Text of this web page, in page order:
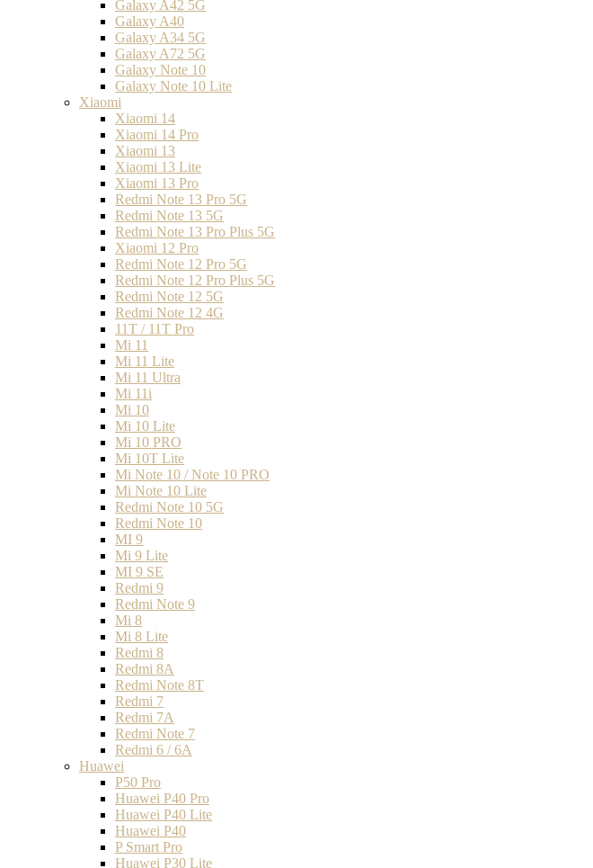
Galaxy A42 5G
Galaxy A40
Galaxy A34 5G
Galaxy A72 5G
Galaxy Note 10
Galaxy Note 10 Lite
Xiaomi
Xiaomi 14
Xiaomi 14 Pro
Xiaomi 13
Xiaomi 13 Lite
Xiaomi 13 Pro
Redmi Note 13 Pro 5G
Redmi Note 13 5G
Redmi Note 13 Pro Plus 5G
Xiaomi 12 Pro
Redmi Note 12 Pro 5G
Redmi Note 12 Pro Plus 5G
Redmi Note 12 5G
Redmi Note 12 4G
11T / 11T Pro
Mi 11
Mi 11 Lite
Mi 11 Ultra
Mi 11i
Mi 10
Mi 10 Lite
Mi 10 PRO
Mi 10T Lite
Mi Note 10 / Note 10 PRO
Mi Note 10 Lite
Redmi Note 10 5G
Redmi Note 10
MI 9
Mi 9 Lite
MI 9 SE
Redmi 9
Redmi Note 9
Mi 8
Mi 8 Lite
Redmi 8
Redmi 8A
Redmi Note 8T
Redmi 7
Redmi 7A
Redmi Note 7
Redmi 6 / 6A
Huawei
P50 Pro
Huawei P40 Pro
Huawei P40 Lite
Huawei P40
P Smart Pro
Huawei P30 Lite